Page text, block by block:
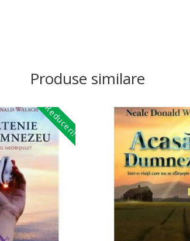
Produse similare
Reduceri!